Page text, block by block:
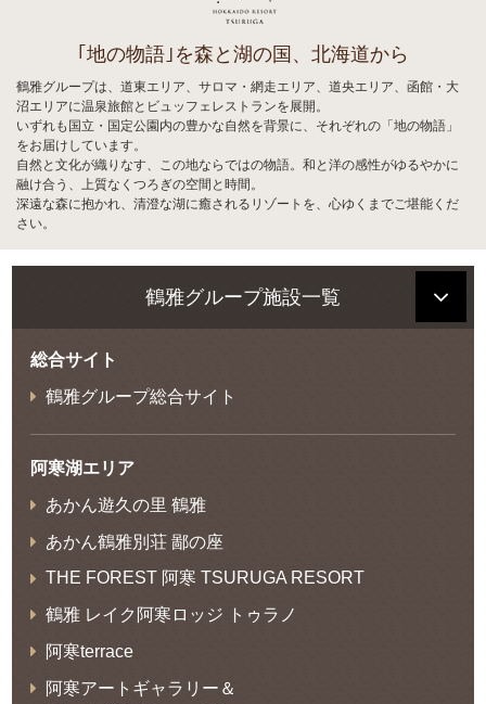
｢地の物語｣を森と湖の国、北海道から
鶴雅グループは、道東エリア、サロマ・網走エリア、道央エリア、函館・大
沼エリアに温泉旅館とビュッフェレストランを展開。
いずれも国立・国定公園内の豊かな自然を背景に、それぞれの「地の物語」
をお届けしています。
自然と文化が織りなす、この地ならではの物語。和と洋の感性がゆるやかに
融け合う、上質なくつろぎの空間と時間。
深遠な森に抱かれ、清澄な湖に癒されるリゾートを、心ゆくまでご堪能くだ
さい。
鶴雅グループ施設一覧
総合サイト
鶴雅グループ総合サイト
阿寒湖エリア
あかん遊久の里 鶴雅
あかん鶴雅別荘 鄙の座
THE FOREST 阿寒 TSURUGA RESORT
鶴雅 レイク阿寒ロッジ トゥラノ
阿寒terrace
阿寒アートギャラリー＆